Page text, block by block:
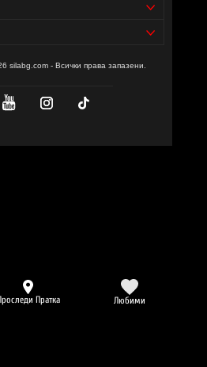
silabg.com - Всички права запазени.
Пратка Любими